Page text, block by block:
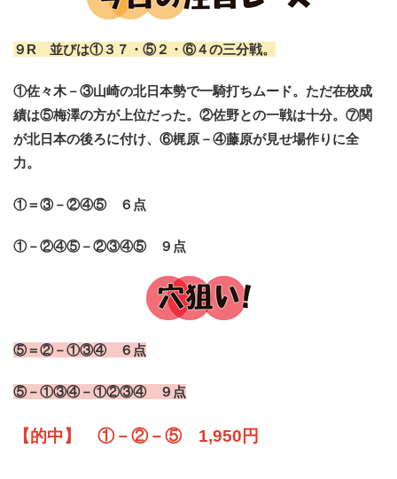
９R 並びは①３７・⑤２・⑥４の三分戦。
①佐々木－③山崎の北日本勢で一騎打ちムード。ただ在校成
績は⑤梅澤の方が上位だった。②佐野との一戦は十分。⑦関
が北日本の後ろに付け、⑥梶原－④藤原が見せ場作りに全
力。
①＝③－②④⑤ ６点
①－②④⑤－②③④⑤ ９点
⑤＝②－①③④ ６点
⑤－①③④－①②③④ ９点
【的中】 ①－②－⑤ 1,950円